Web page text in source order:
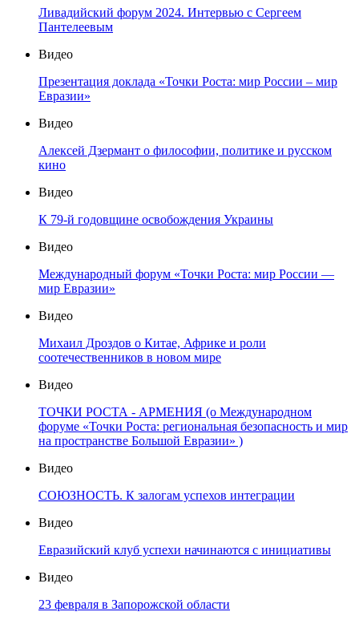
Ливадийский форум 2024. Интервью с Сергеем
Пантелеевым
Видео
Презентация доклада «Точки Роста: мир России – мир
Евразии»
Видео
Алексей Дзермант о философии, политике и русском
кино
Видео
К 79-й годовщине освобождения Украины
Видео
Международный форум «Точки Роста: мир России —
мир Евразии»
Видео
Михаил Дроздов о Китае, Африке и роли
соотечественников в новом мире
Видео
ТОЧКИ РОСТА - АРМЕНИЯ (о Международном
форуме «Точки Роста: региональная безопасность и мир
на пространстве Большой Евразии» )
Видео
СОЮЗНОСТЬ. К залогам успехов интеграции
Видео
Евразийский клуб успехи начинаются с инициативы
Видео
23 февраля в Запорожской области